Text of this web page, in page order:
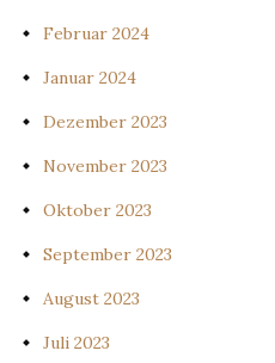
Februar 2024
Januar 2024
Dezember 2023
November 2023
Oktober 2023
September 2023
August 2023
Juli 2023